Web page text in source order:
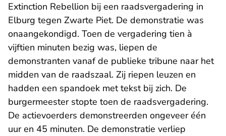
Extinction Rebellion bij een raadsvergadering in
Elburg tegen Zwarte Piet. De demonstratie was
onaangekondigd. Toen de vergadering tien à
vijftien minuten bezig was, liepen de
demonstranten vanaf de publieke tribune naar het
midden van de raadszaal. Zij riepen leuzen en
hadden een spandoek met tekst bij zich. De
burgermeester stopte toen de raadsvergadering.
De actievoerders demonstreerden ongeveer één
uur en 45 minuten. De demonstratie verliep